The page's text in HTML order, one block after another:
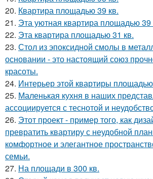
20. Квартира площадью 39 кв.
21. Эта уютная квартира площадью 39
22. Эта квартира площадью 31 кв.
23. Стол из эпоксидной смолы в
основании - это настоящий союз
красоты.
24. Интерьер этой квартиры
25. Маленькая кухня в наших
ассоциируется с теснотой и
26. Этот проект - пример того, как
превратить квартиру с неудобной
комфортное и элегантное
семьи.
27. На площади в 300 кв.